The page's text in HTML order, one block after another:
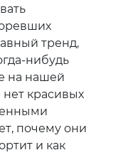
тренд,
нибудь
на нашей
красивых
почему они
и как